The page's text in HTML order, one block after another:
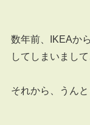
数年前、IKEAか
してしまいまし
それから、うん